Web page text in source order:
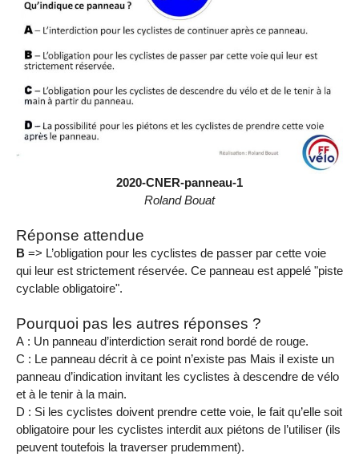
2020-CNER-panneau-1
Roland Bouat
Réponse attendue
B => L’obligation pour les cyclistes de passer par cette voie
qui leur est strictement réservée. Ce panneau est appelé "piste
cyclable obligatoire".
Pourquoi pas les autres réponses ?
A : Un panneau d’interdiction serait rond bordé de rouge.
C : Le panneau décrit à ce point n’existe pas Mais il existe un
panneau d’indication invitant les cyclistes à descendre de vélo
et à le tenir à la main.
D : Si les cyclistes doivent prendre cette voie, le fait qu’elle soit
obligatoire pour les cyclistes interdit aux piétons de l’utiliser (ils
peuvent toutefois la traverser prudemment).